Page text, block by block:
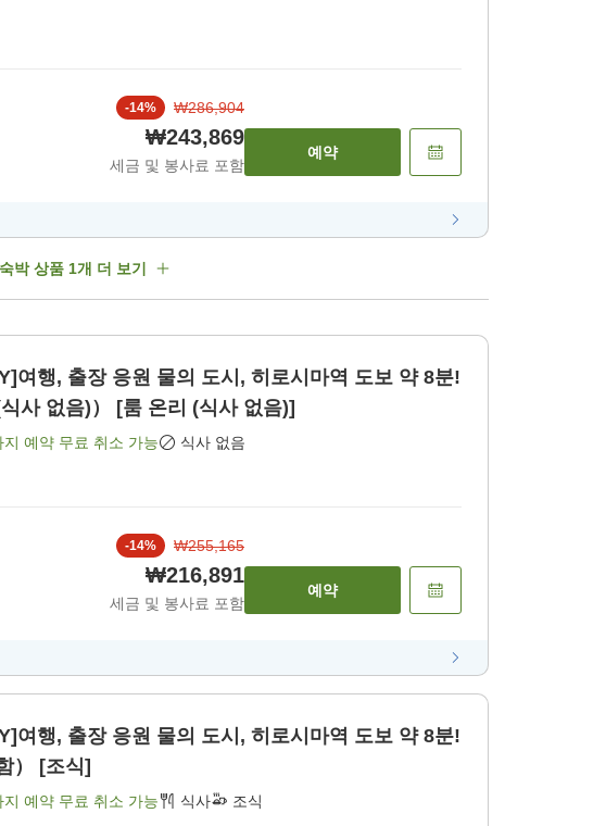
-14% ₩286,904
₩243,869
세금 및 봉사료 포함
예약
숙박 상품 1개 더 보기
여행, 출장 응원 물의 도시, 히로시마역 도보 약 8분!
식사 없음)） [룸 온리 (식사 없음)]
지 예약 무료 취소 가능 식사 없음
-14% ₩255,165
₩216,891
세금 및 봉사료 포함
예약
여행, 출장 응원 물의 도시, 히로시마역 도보 약 8분!
） [조식]
지 예약 무료 취소 가능 식사 조식